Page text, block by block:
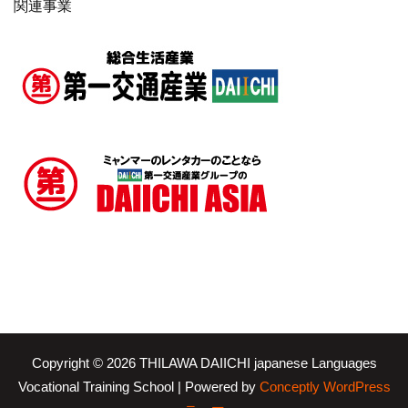
関連事業
Copyright © 2026 THILAWA DAIICHI japanese Languages
Vocational Training School | Powered by Conceptly WordPress